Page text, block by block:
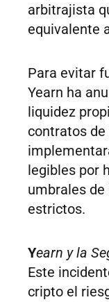
arbitrajista
equivalente
Para evitar
Yearn ha
liquidez
contratos
legibles por
umbrales
estrictos.
Yearn y la
Este
cripto el